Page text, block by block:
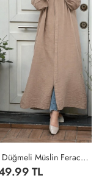
Gizli Düğmeli Müslin Ferace - Bej
TL